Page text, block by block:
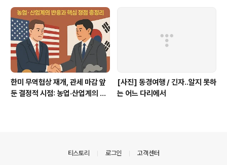
한미 무역협상 재개, 관세 마감 앞
둔 결정적 시점: 농업·산업계의 반
[사진] 동경여행 / 긴자..알지 못하
는 어느 다리에서
티스토리 로그인 고객센터